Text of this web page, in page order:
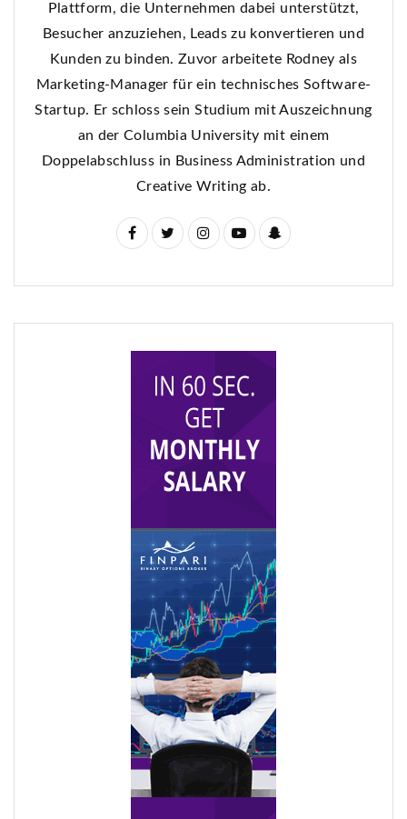
Plattform, die Unternehmen dabei unterstützt,
Besucher anzuziehen, Leads zu konvertieren und
Kunden zu binden. Zuvor arbeitete Rodney als
Marketing-Manager für ein technisches Software-
Startup. Er schloss sein Studium mit Auszeichnung
an der Columbia University mit einem
Doppelabschluss in Business Administration und
Creative Writing ab.